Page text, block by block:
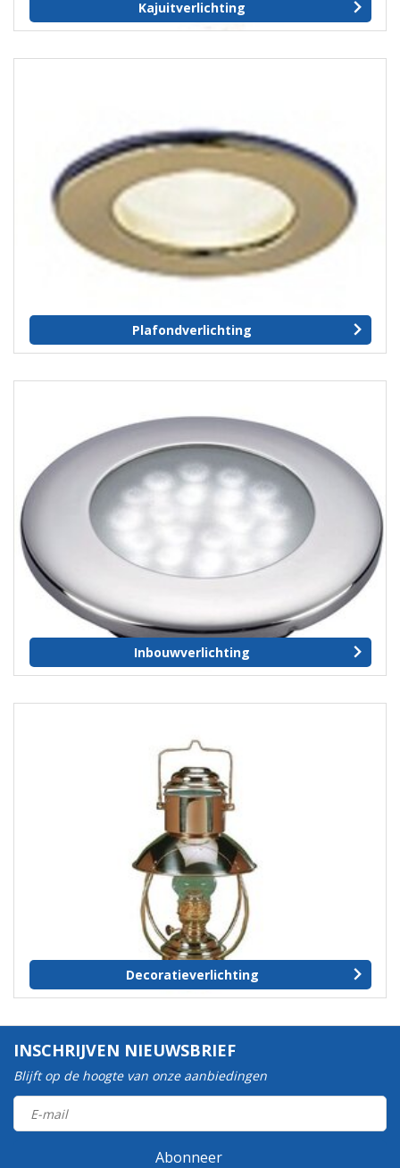
Kajuitverlichting
Plafondverlichting
Inbouwverlichting
Decoratieverlichting
INSCHRIJVEN NIEUWSBRIEF
Blijft op de hoogte van onze aanbiedingen
Abonneer